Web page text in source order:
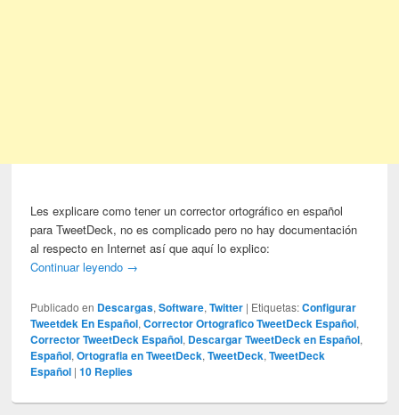
Les explicare como tener un corrector ortográfico en español
para TweetDeck, no es complicado pero no hay documentación
al respecto en Internet así que aquí lo explico:
Continuar leyendo →
Publicado en Descargas,Software,Twitter | Etiquetas: Configurar
Tweetdek En Español,Corrector Ortografico TweetDeck Español,
Corrector TweetDeck Español, Descargar TweetDeck en Español,
Español,Ortografia en TweetDeck,TweetDeck,TweetDeck
Español |10 Replies